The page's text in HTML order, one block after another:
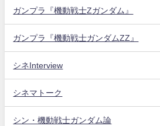
ガンプラ『機動戦士Zガンダム』
ガンプラ『機動戦士ガンダムZZ』
シネInterview
シネマトーク
シン・機動戦士ガンダム論